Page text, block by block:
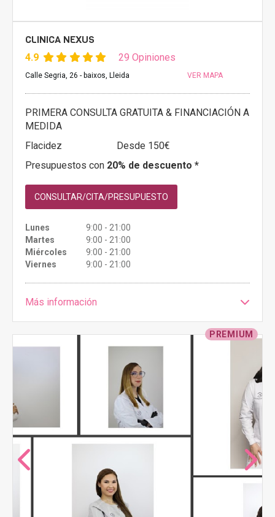
CLINICA NEXUS
4.9 29 Opiniones
Calle Segria, 26 - baixos, Lleida VER MAPA
PRIMERA CONSULTA GRATUITA & FINANCIACIÓN A
MEDIDA
Flacidez
Desde 150€
Presupuestos con 20% de descuento *
CONSULTAR/CITA/PRESUPUESTO
Lunes
9:00 - 21:00
Martes
9:00 - 21:00
Miércoles
9:00 - 21:00
Viernes
9:00 - 21:00
Más información
PREMIUM